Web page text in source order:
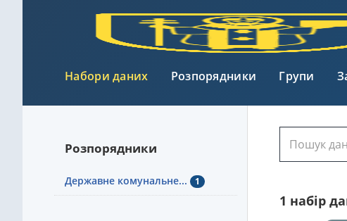
Набори даних Розпорядники Групи
Розпорядники
Державне комунальне... 1
1 набір